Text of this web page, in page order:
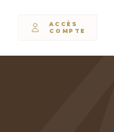
ACCÈS
COMPTE